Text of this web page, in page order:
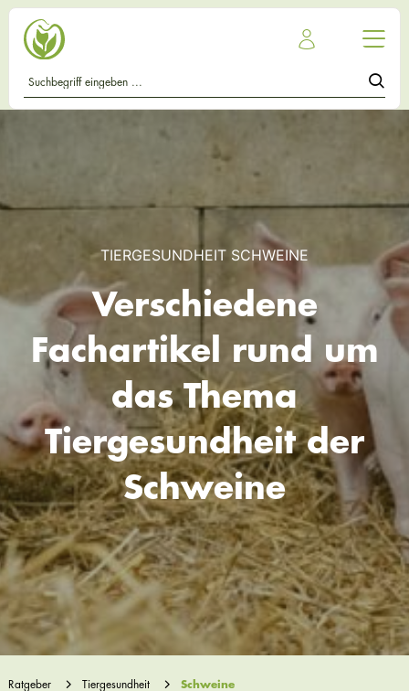
TIERGESUNDHEIT SCHWEINE
Verschiedene
Fachartikel rund um
das Thema
Tiergesundheit der
Schweine
Ratgeber Tiergesundheit Schweine